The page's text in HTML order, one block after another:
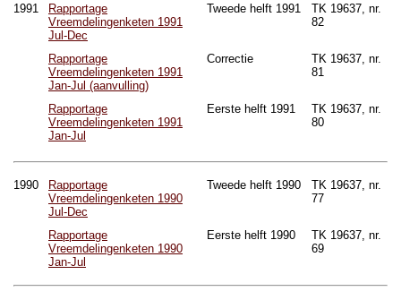
1991
Rapportage
Vreemdelingenketen 1991
Jul-Dec
Tweede helft 1991
TK 19637, nr.
82
Rapportage
Vreemdelingenketen 1991
Jan-Jul (aanvulling)
Correctie
TK 19637, nr.
81
Rapportage
Vreemdelingenketen 1991
Jan-Jul
Eerste helft 1991
TK 19637, nr.
80
1990
Rapportage
Vreemdelingenketen 1990
Jul-Dec
Tweede helft 1990
TK 19637, nr.
77
Rapportage
Vreemdelingenketen 1990
Jan-Jul
Eerste helft 1990
TK 19637, nr.
69